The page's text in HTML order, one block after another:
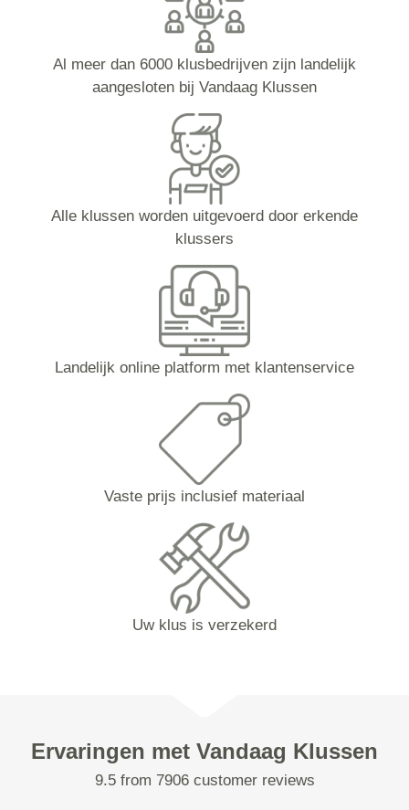
Al meer dan 6000 klusbedrijven zijn landelijk
aangesloten bij Vandaag Klussen
Alle klussen worden uitgevoerd door erkende
klussers
Landelijk online platform met klantenservice
Vaste prijs inclusief materiaal
Uw klus is verzekerd
Ervaringen met Vandaag Klussen
9.5 from 7906 customer reviews